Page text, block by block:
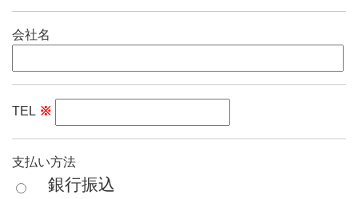
会社名
TEL ※
支払い方法
銀行振込